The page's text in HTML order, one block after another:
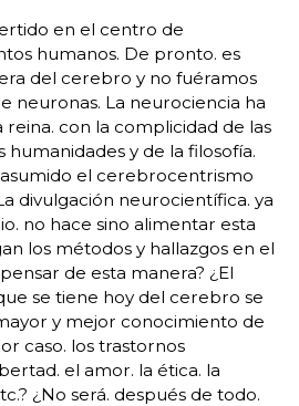
en el centro de
humanos. De pronto. es
del cerebro y no fuéramos
neuronas. La neurociencia ha
reina. con la complicidad de las
humanidades y de la filosofía.
el cerebrocentrismo
divulgación neurocientífica. ya
no hace sino alimentar esta
los métodos y hallazgos en el
de esta manera? ¿El
se tiene hoy del cerebro se
y mejor conocimiento de
caso. los trastornos
el amor. la ética. la
¿No será. después de todo.